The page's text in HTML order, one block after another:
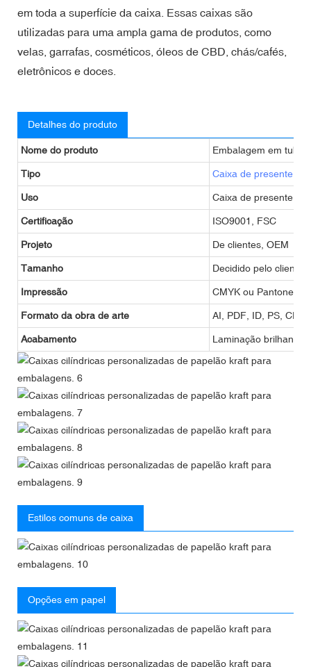
em toda a superfície da caixa. Essas caixas são
utilizadas para uma ampla gama de produtos, como
velas, garrafas, cosméticos, óleos de CBD, chás/cafés,
eletrônicos e doces.
Detalhes do produto
Nome do produto Embalagem em tubo
Tipo Caixa de presente
Uso Caixa de presente,
Certificação ISO9001, FSC
Projeto De clientes, OEM
Tamanho Decidido pelo cliente
Impressão CMYK ou Pantone
Formato da obra de arte AI, PDF, ID, PS, CDR
Acabamento Laminação brilhante
Estilos comuns de caixa
Opções em papel